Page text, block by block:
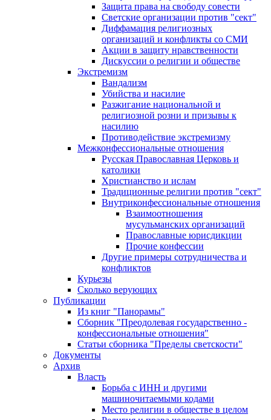
Защита права на свободу совести
Светские организации против "сект"
Диффамация религиозных
организаций и конфликты со СМИ
Акции в защиту нравственности
Дискуссии о религии и обществе
Экстремизм
Вандализм
Убийства и насилие
Разжигание национальной и
религиозной розни и призывы к
насилию
Противодействие экстремизму
Межконфессиональные отношения
Русская Православная Церковь и
католики
Христианство и ислам
Традиционные религии против "сект"
Внутриконфессиональные отношения
Взаимоотношения
мусульманских организаций
Православные юрисдикции
Прочие конфессии
Другие примеры сотрудничества и
конфликтов
Курьезы
Сколько верующих
Публикации
Из книг "Панорамы"
Сборник "Преодолевая государственно -
конфессиональные отношения"
Статьи сборника "Пределы светскости"
Документы
Архив
Власть
Борьба с ИНН и другими
машиночитаемыми кодами
Место религии в обществе в целом